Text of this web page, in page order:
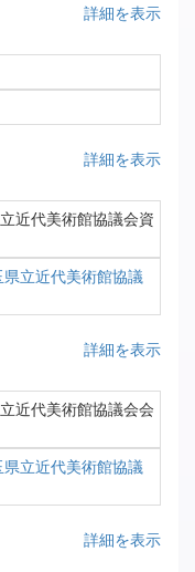
詳細を表示
詳細を表示
近代美術館協議会資
立近代美術館協議
詳細を表示
近代美術館協議会会
立近代美術館協議
詳細を表示